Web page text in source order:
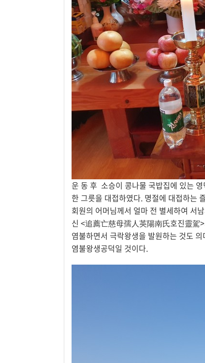
운 동 후 소승이 콩나물 국밥집에 있는
한 그릇을 대접하였다. 명절에 대접하는
회원의 어머님께서 얼마 전 별세하여 서
신 <追薦亡慈母孺人英陽南氏호진靈駕
염불하면서 극락왕생을 발원하는 것도
염불왕생공덕일 것이다.